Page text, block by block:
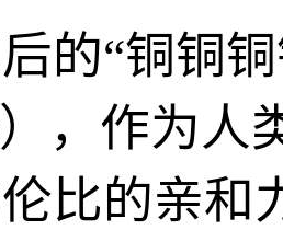
的“铜铜
），作为
比的亲和